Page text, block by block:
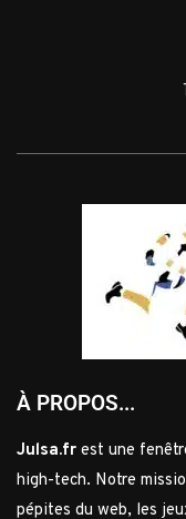
À PROPOS...
Julsa.fr est une
high-tech. Notre
pépites du web, les